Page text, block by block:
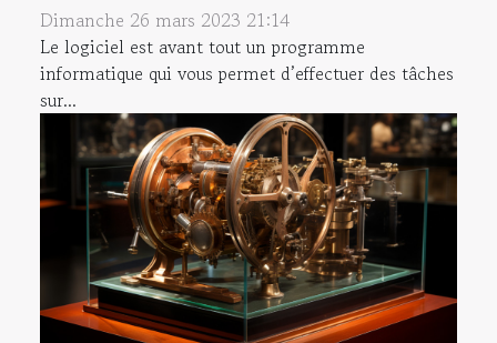
Dimanche 26 mars 2023 21:14
Le logiciel est avant tout un programme
informatique qui vous permet d’effectuer des tâches
sur...